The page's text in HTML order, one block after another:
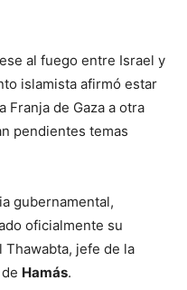
al fuego entre Israel y
islamista afirmó estar
Franja de Gaza a otra
pendientes temas
gubernamental,
oficialmente su
Thawabta, jefe de la
Hamás.